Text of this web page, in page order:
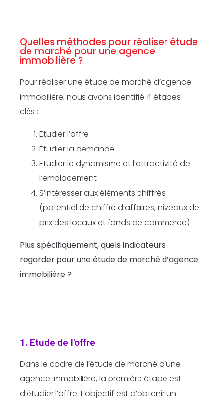
Quelles méthodes pour réaliser étude
de marché pour une agence
immobilière ?
Pour réaliser une étude de marché d’agence
immobilière, nous avons identifié 4 étapes
clés :
Etudier l’offre
Etudier la demande
Etudier le dynamisme et l’attractivité de
l’emplacement
S’intéresser aux éléments chiffrés
(potentiel de chiffre d’affaires, niveaux de
prix des locaux et fonds de commerce)
Plus spécifiquement, quels indicateurs
regarder pour une étude de marché d’agence
immobilière ?
1. Etude de l'offre
Dans le cadre de l’étude de marché d’une
agence immobilière, la première étape est
d’étudier l’offre. L’objectif est d’obtenir un